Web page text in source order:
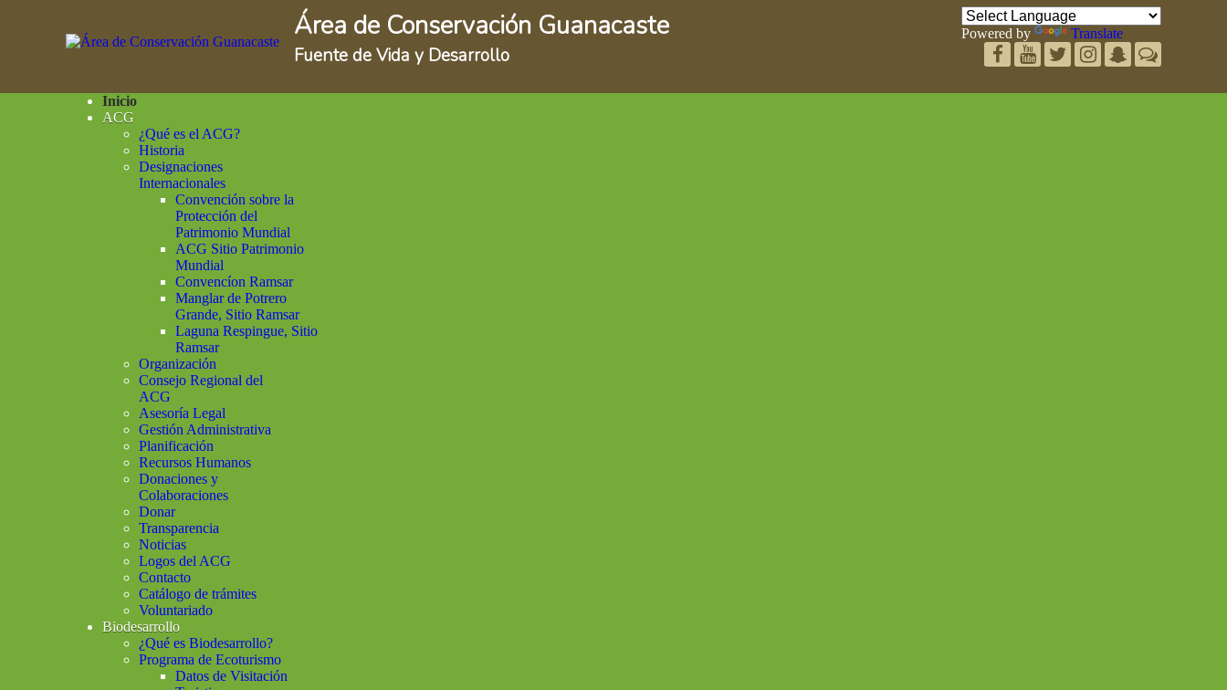
Área de Conservación Guanacaste
Fuente de Vida y Desarrollo
Powered by Translate
Inicio
ACG
¿Qué es el ACG?
Historia
Designaciones
Internacionales
Convención sobre la
Protección del
Patrimonio Mundial
ACG Sitio Patrimonio
Mundial
Convencíon Ramsar
Manglar de Potrero
Grande, Sitio Ramsar
Laguna Respingue, Sitio
Ramsar
Organización
Consejo Regional del
ACG
Asesoría Legal
Gestión Administrativa
Planificación
Recursos Humanos
Donaciones y
Colaboraciones
Donar
Transparencia
Noticias
Logos del ACG
Contacto
Catálogo de trámites
Voluntariado
Biodesarrollo
¿Qué es Biodesarrollo?
Programa de Ecoturismo
Datos de Visitación